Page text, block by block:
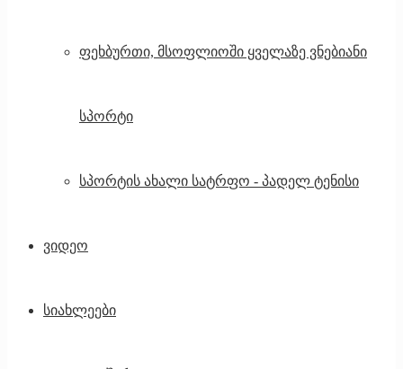
ფეხბურთი, მსოფლიოში ყველაზე ვნებიანი
სპორტი
სპორტის ახალი სატრფო - პადელ ტენისი
ვიდეო
სიახლეები